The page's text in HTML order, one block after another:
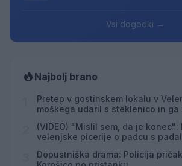
Vsi dogodki →
Najbolj brano
Pretep v gostinskem lokalu v
moškega udaril s steklenico in ga
(VIDEO) "Mislil sem, da je konec":
velenjske picerije o padcu s
Dopustniška drama: Policija